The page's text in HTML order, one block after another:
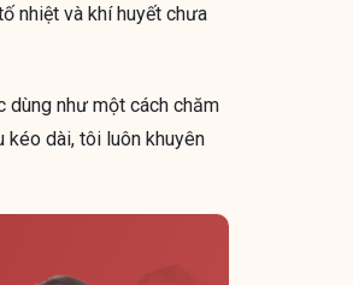
nhiệt và khí huyết chưa
dùng như một cách chăm
kéo dài, tôi luôn khuyên